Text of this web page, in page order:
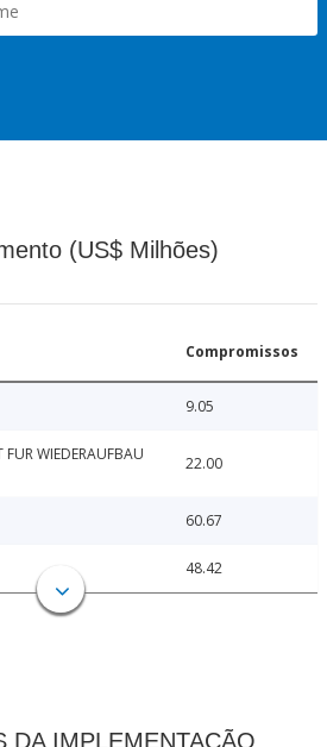
(US$ Milhões)
Compromissos
9.05
FUR WIEDERAUFBAU
22.00
60.67
48.42
DA IMPLEMENTAÇÃO